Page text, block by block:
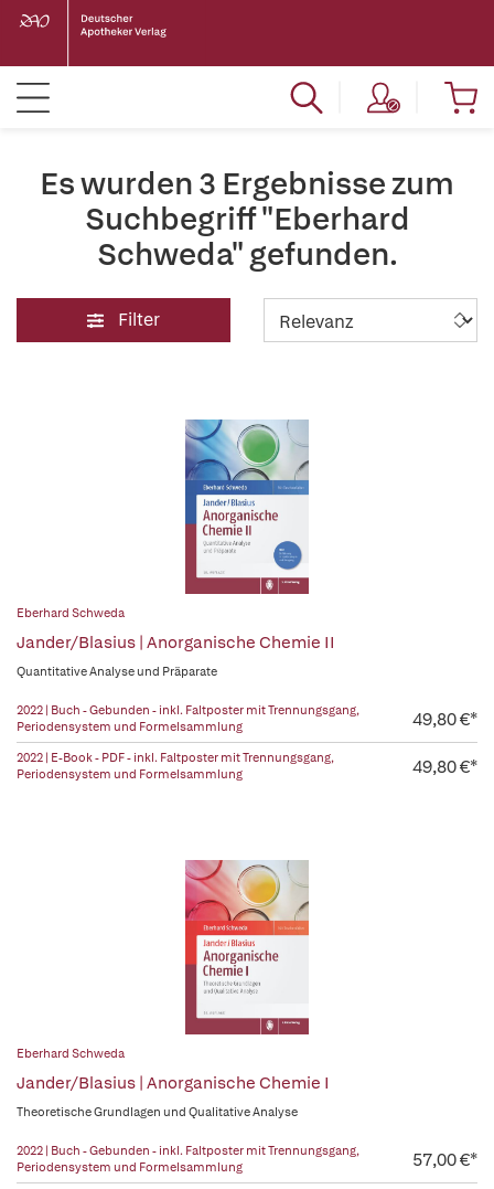
Es wurden 3 Ergebnisse zum
Suchbegriff "Eberhard
Schweda" gefunden.
Filter
Eberhard Schweda
Jander/Blasius | Anorganische Chemie II
Quantitative Analyse und Präparate
2022 | Buch - Gebunden - inkl. Faltposter mit Trennungsgang,
Periodensystem und Formelsammlung
49,80 €*
2022 | E-Book - PDF - inkl. Faltposter mit Trennungsgang,
Periodensystem und Formelsammlung
49,80 €*
Eberhard Schweda
Jander/Blasius | Anorganische Chemie I
Theoretische Grundlagen und Qualitative Analyse
2022 | Buch - Gebunden - inkl. Faltposter mit Trennungsgang,
Periodensystem und Formelsammlung
57,00 €*